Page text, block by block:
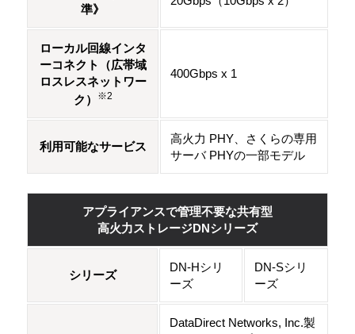
準》
ローカル回線インタ
ーコネクト（広帯域
ロスレスネットワー
ク）
※2
400Gbps x 1
利用可能なサービス
高火力 PHY、さくらの専用
サーバ PHYの一部モデル
アプライアンスで管理不要な共有型
高火力ストレージDNシリーズ
シリーズ
DN-Hシリ
ーズ
DN-Sシリ
ーズ
DataDirect Networks, Inc.製